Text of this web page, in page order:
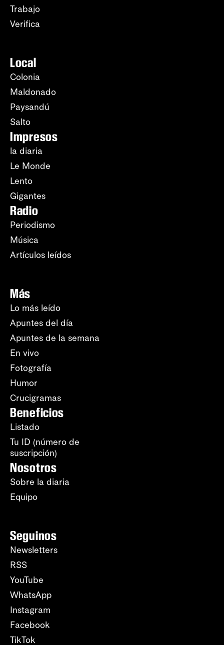
Trabajo
Verifica
Local
Colonia
Maldonado
Paysandú
Salto
Impresos
la diaria
Le Monde
Lento
Gigantes
Radio
Periodismo
Música
Artículos leídos
Más
Lo más leído
Apuntes del día
Apuntes de la semana
En vivo
Fotografía
Humor
Crucigramas
Beneficios
Listado
Tu ID (número de
suscripción)
Nosotros
Sobre la diaria
Equipo
Seguinos
Newsletters
RSS
YouTube
WhatsApp
Instagram
Facebook
TikTok